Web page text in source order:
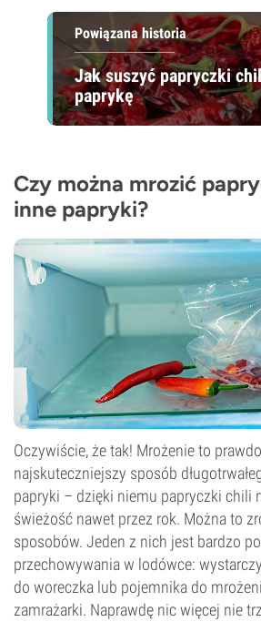
Powiązana historia
Jak suszyć papryczki
paprykę
Czy można mrozić
inne papryki?
Oczywiście, że tak! Mrożenie to
najskuteczniejszy sposób
papryki – dzięki niemu papryczki chili
świeżość nawet przez rok. Można to
sposobów. Jeden z nich jest bardzo
przechowywania w lodówce:
do woreczka lub pojemnika do
zamrażarki. Naprawdę nic więcej nie